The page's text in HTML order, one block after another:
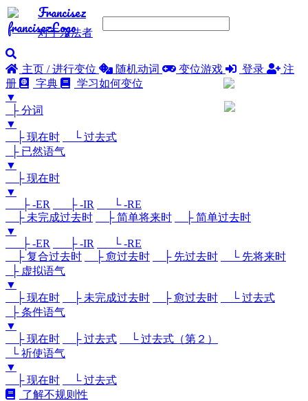
Francisez
对于亲法者
主页 / 进行变位 随机动词 变位游戏 登录
注
册
字典
学习如何变位
▼
├ 分词
▼
├ 现在时
└ 过去式
├ 已然语气
▼
├ 现在时
▼
├ -ER
├ -IR
└ -RE
├ 未完成过去时
├ 简单将来时
├ 简单过去时
▼
├ -ER
├ -IR
└ -RE
├ 复合过去时
├ 愈过去时 ├ 先过去时
└ 先将来时
├ 虚拟语气
▼
├ 现在时
├ 未完成过去时 ├ 愈过去时
└ 过去式
├ 条件语气
▼
├ 现在时
├ 过去式
└ 过去式（第２）
└ 祈使语气
▼
├ 现在时
└ 过去式
了解不规则性